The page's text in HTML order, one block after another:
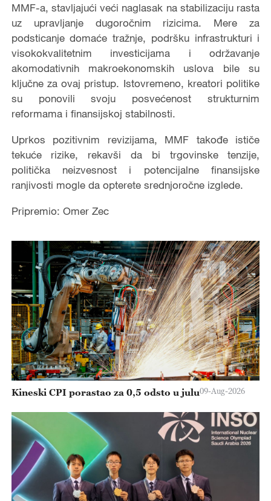
MMF-a, stavljajući veći naglasak na stabilizaciju rasta
uz upravljanje dugoročnim rizicima. Mere za
podsticanje domaće tražnje, podršku infrastrukturi i
visokokvalitetnim investicijama i održavanje
akomodativnih makroekonomskih uslova bile su
ključne za ovaj pristup. Istovremeno, kreatori politike
su ponovili svoju posvećenost strukturnim
reformama i finansijskoj stabilnosti.
Uprkos pozitivnim revizijama, MMF takođe ističe
tekuće rizike, rekavši da bi trgovinske tenzije,
politička neizvesnost i potencijalne finansijske
ranjivosti mogle da opterete srednjoročne izglede.
Pripremio: Omer Zec
Kineski CPI porastao za 0,5 odsto u julu09-Aug-2026